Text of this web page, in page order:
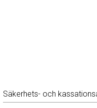
Säkerhets- och